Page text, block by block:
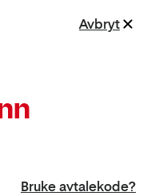
Bruke avtalekode?
Avbryt